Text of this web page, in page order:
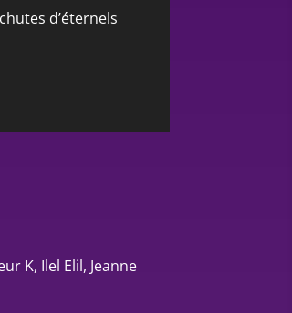
d’éternels
K, Ilel Elil, Jeanne